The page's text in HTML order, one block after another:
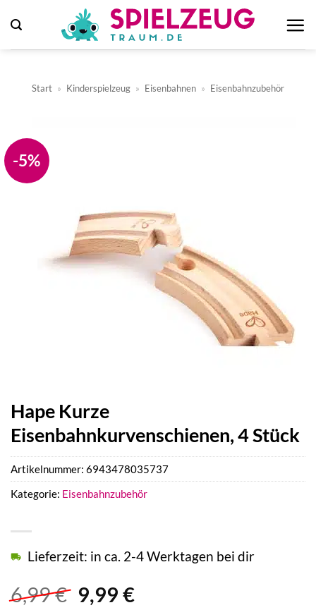
Inhalt
springen
Start » Kinderspielzeug » Eisenbahnen » Eisenbahnzubehör
-5%
Hape Kurze
Eisenbahnkurvenschienen, 4 Stück
6,99€ Ursprünglicher
9,99 €Aktueller
Lieferzeit: in ca. 2-4 Werktagen bei dir
Artikelnummer: 6943478035737
Kategorie: Eisenbahnzubehör